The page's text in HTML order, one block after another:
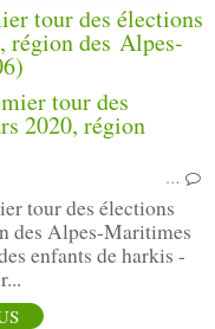
tour des élections
région des Alpes-
…
tour des élections
des Alpes-Maritimes
enfants de harkis -